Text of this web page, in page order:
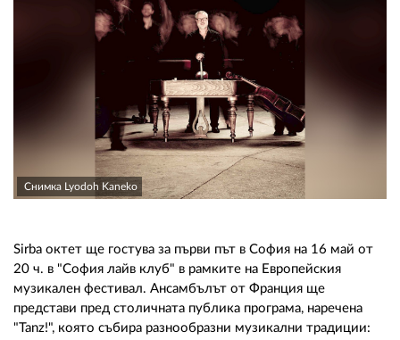
Снимка Lyodoh Kaneko
Sirba октет ще гостува за първи път в София на 16 май от
20 ч. в "София лайв клуб" в рамките на Европейския
музикален фестивал. Ансамбълът от Франция ще
представи пред столичната публика програма, наречена
"Tanz!", която събира разнообразни музикални традиции:
РЕКЛАМА
АБОНАМЕНТ
УСЛОВИЯ ЗА ПОЛЗВАНЕ
ПОЛИТИКА ЗА БИСКВИТКИТЕ
ПОЛИТИКАТА ЗА
ПОВЕРИТЕЛНОСТ